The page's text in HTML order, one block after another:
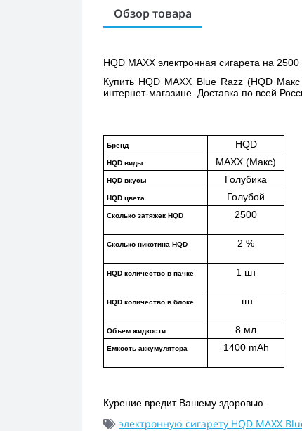
Обзор товара
HQD MAXX электронная сигарета на 2500
Купить HQD MAXX Blue Razz (HQD Макс
интернет-магазине. Доставка по всей
Бренд HQD
HQD виды MAXX (Макс)
HQD вкусы Голубика
HQD цвета Голубой
Сколько затяжек HQD 2500
Сколько никотина HQD 2 %
HQD количество в пачке 1 шт
HQD количество в блоке шт
Объем жидкости 8 мл
Емкость аккумулятора 1400 mAh
Курение вредит Вашему здоровью.
электронную сигарету HQD MAXX